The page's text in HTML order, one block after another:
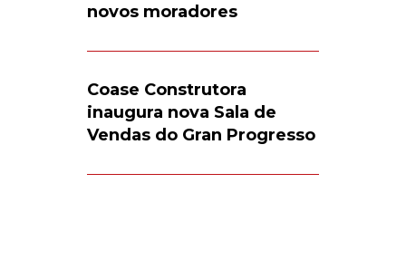
novos moradores
Coase Construtora
inaugura nova Sala de
Vendas do Gran Progresso